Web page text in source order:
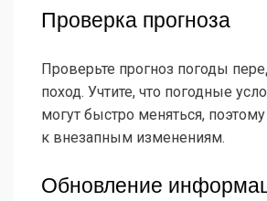
Проверка прогноза
Проверьте прогноз погоды
поход. Учтите, что погодные
могут быстро меняться,
к внезапным изменениям.
Обновление